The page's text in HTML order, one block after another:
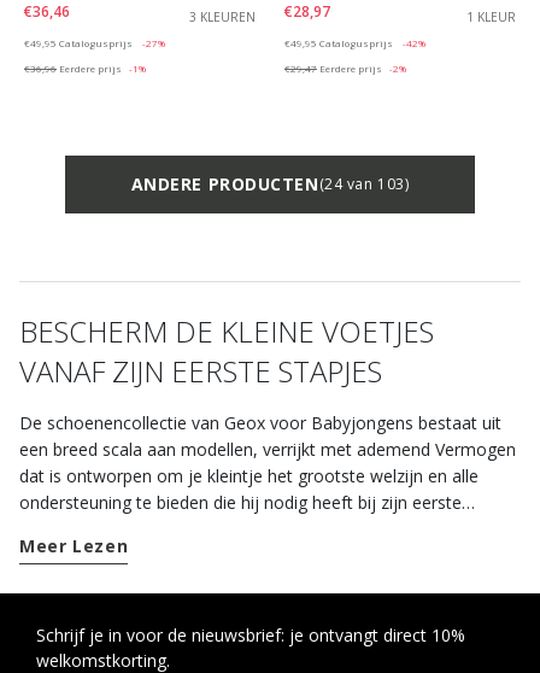
€36,46
3 KLEUREN
€49,95 Catalogusprijs
-27%
€36,96 Eerdere prijs -1%
€28,97
1 KLEUR
€49,95 Catalogusprijs
-42%
€29,47 Eerdere prijs -2%
ANDERE PRODUCTEN(24 van 103)
BESCHERM DE KLEINE VOETJES
VANAF ZIJN EERSTE STAPJES
De schoenencollectie van Geox voor Babyjongens bestaat uit
een breed scala aan modellen, verrijkt met ademend Vermogen
dat is ontworpen om je kleintje het grootste welzijn en alle
ondersteuning te bieden die hij nodig heeft bij zijn eerste
zijn onze schoenen een combinatie van stijl, comfort en
ademend – de ideale manier om de voetjes van je kindje tijdens
hun groeiproces van comfort en lichtheid te voorzien. De
Meer Lezen
Schrijf je in voor de nieuwsbrief: je ontvangt direct 10%
welkomstkorting.